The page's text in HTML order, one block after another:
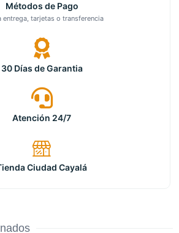
Métodos de Pago
entrega, tarjetas o transferencia
30 Días de Garantia
Atención 24/7
Ciudad Cayalá